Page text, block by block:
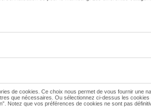
Vérifiez la